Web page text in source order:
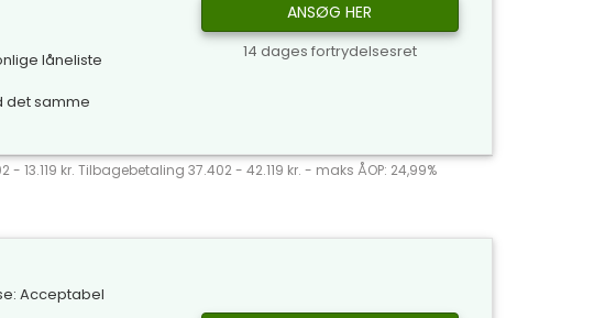
låneliste
det samme
ANSØG HER
14 dages fortrydelsesret
13.119 kr. Tilbagebetaling 37.402 - 42.119 kr. - maks ÅOP: 24,99%
Acceptabel